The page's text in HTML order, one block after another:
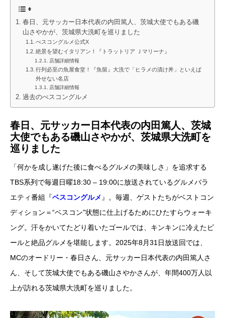
春日、元サッカー日本代表の内田篤人、茨城大使でもある磯
山さやかが、茨城県大洗町を巡りました
べスコングルメ公式X
絶景を望むイタリアン！『トラットリア Ｊマリーナ』
店舗詳細情報
行列必至の魚屋食堂！『魚留』大洗で「ヒラメの漬け丼」といえば
外せない名店
店舗詳細情報
過去のべスコングルメ
春日、元サッカー日本代表の内田篤人、茨城
大使でもある磯山さやかが、茨城県大洗町を
巡りました
「何かを成し遂げた後に食べるグルメの美味しさ」を追求する
TBS系列で毎週日曜18:30 – 19:00に放送されているグルメバラ
エティ番組『ベスコングルメ』。毎週、ゲストたちがベストコン
ディション＝“ベスコン”状態に仕上げるためにひたすらウォーキ
ング。汗をかいてたどり着いたゴールでは、キンキンに冷えたビ
ールと絶品グルメを堪能します。2025年8月31日放送回では、
MCのオードリー・春日さん、元サッカー日本代表の内田篤人さ
ん、そして茨城大使でもある磯山さやかさんが、年間400万人以
上が訪れる茨城県大洗町を巡りました。